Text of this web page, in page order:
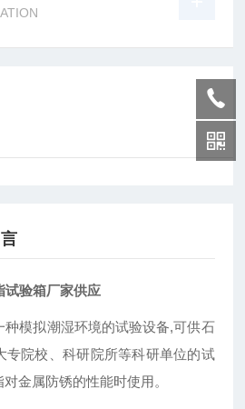
试验箱厂家供应
种模拟潮湿环境的试验设备,可供石
专院校、科研院所等科研单位的试
金属防锈的性能时使用。